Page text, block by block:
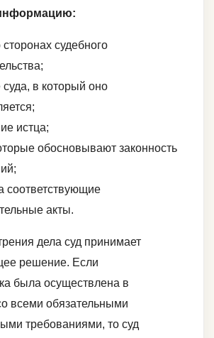
судебного
суда, в который оно
истца;
обосновывают законность
соответствующие
акты.
дела суд принимает
решение. Если
была осуществлена в
всеми обязательными
требованиями, то суд